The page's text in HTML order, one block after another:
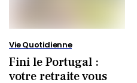
Vie Quotidienne
Fini le Portugal :
votre retraite vous